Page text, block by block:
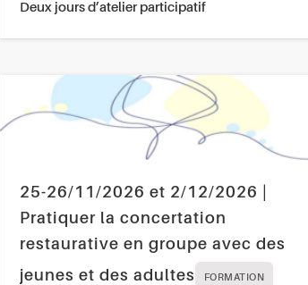
Deux jours d’atelier participatif
25-26/11/2026 et 2/12/2026 |
Pratiquer la concertation
restaurative en groupe avec des
jeunes et des adultes
FORMATION